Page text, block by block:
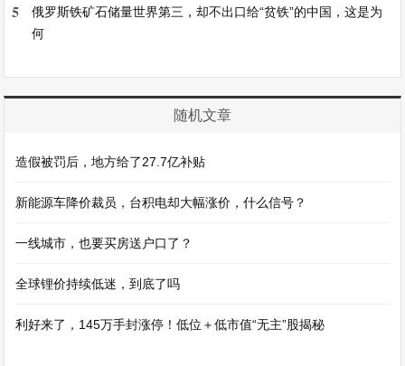
5
俄罗斯铁矿石储量世界第三，却不出口给“贫铁”的中国，这是为
何
随机文章
造假被罚后，地方给了27.7亿补贴
新能源车降价裁员，台积电却大幅涨价，什么信号？
一线城市，也要买房送户口了？
全球锂价持续低迷，到底了吗
利好来了，145万手封涨停！低位＋低市值“无主”股揭秘